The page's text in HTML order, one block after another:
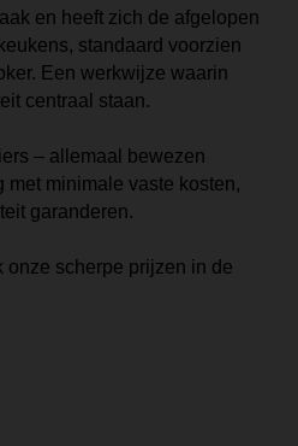
en heeft zich de afgelopen
standaard voorzien
. Een werkwijze waarin
centraal staan.
– allemaal bewezen
minimale vaste kosten,
garanderen.
scherpe prijzen in de